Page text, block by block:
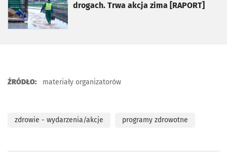
drogach. Trwa akcja zima [RAPORT]
ŹRÓDŁO: materiały organizatorów
zdrowie - wydarzenia/akcje programy zdrowotne